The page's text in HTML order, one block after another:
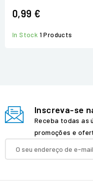
0,99 €
In Stock 1 Products
Inscreva-se
Receba todas as
promoções e